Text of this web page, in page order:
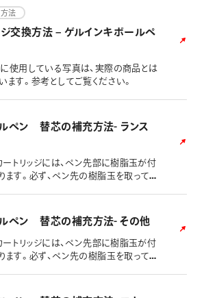
上向き筆記は、書けなくなったりイン
ます。 ご使用後は必ずペン先を収納し
どにインキが付くと落ちない場合があ
には放置しないでください。 幼児の手
保管してください。 本製品のインキは
ります。製品の特性上、筆跡が光に長
方法
ジ交換方法 – ゲルインキボールペ
使用している写真は、実際の商品とは
ます。参考としてご覧ください。
ペン 替芯の補充方法- ランス
ートリッジには、ペン先部に樹脂玉が付
ます。必ず、ペン先の樹脂玉を取ってか
ペン 替芯の補充方法- その他
ートリッジには、ペン先部に樹脂玉が付
ます。必ず、ペン先の樹脂玉を取ってか